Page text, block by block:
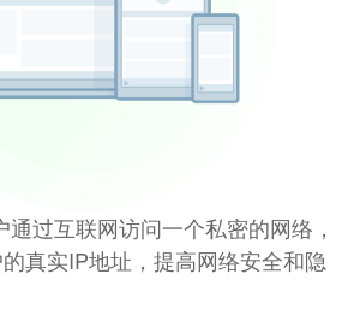
过互联网访问一个私密的网络，
真实IP地址，提高网络安全和隐